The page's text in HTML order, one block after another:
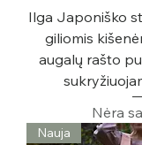
Ilga Japoniško
giliomis
augalų rašto
Nėra
Nauja